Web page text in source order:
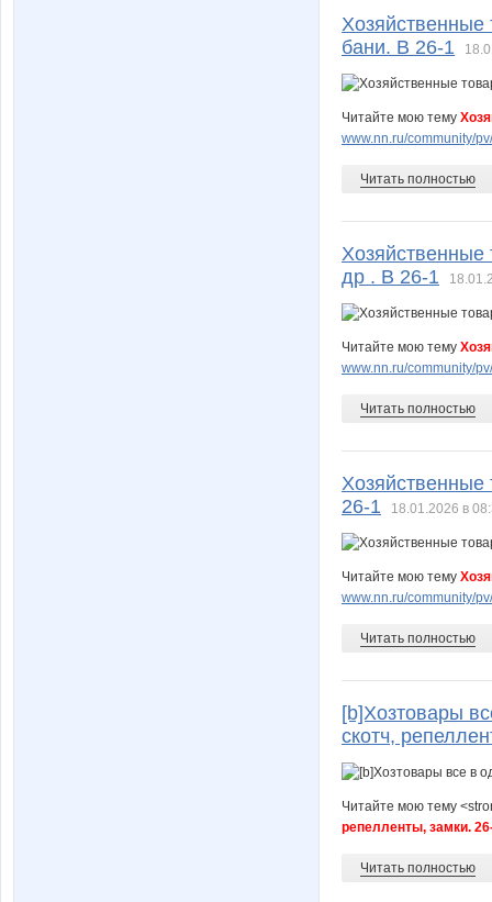
Хозяйственные
бани. В 26-1
Читайте мою тему
www.nn.ru/community/
Читать полностью
др . В 26-1
Читайте мою тему
www.nn.ru/community/
Читать полностью
Хозяйственные
26-1
18.01.2026 в
Читайте мою тему
www.nn.ru/community/
Читать полностью
[b]Хозтовары
скотч,
Читайте мою тему
репелленты, замки.
Читать полностью